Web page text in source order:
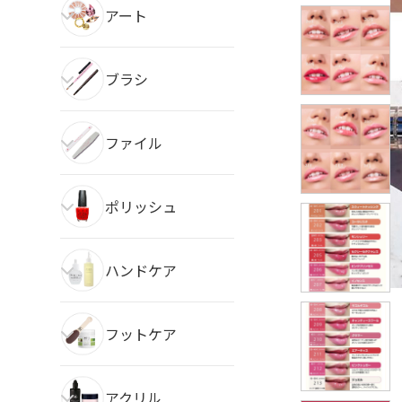
アート
ブラシ
ファイル
ポリッシュ
ハンドケア
フットケア
アクリル